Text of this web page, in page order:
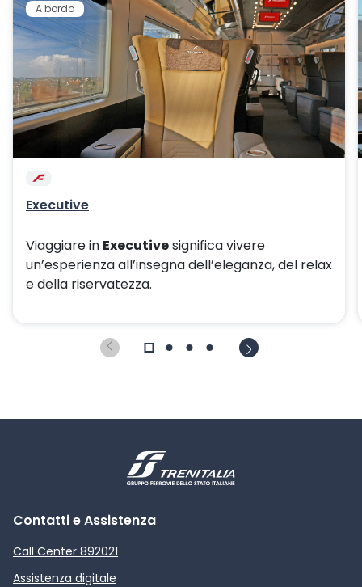
A bordo
Executive
Viaggiare in Executivesignifica vivere
un’esperienza all’insegna dell’eleganza, del relax
e della riservatezza.
Contatti e Assistenza
Call Center 892021
Assistenza digitale